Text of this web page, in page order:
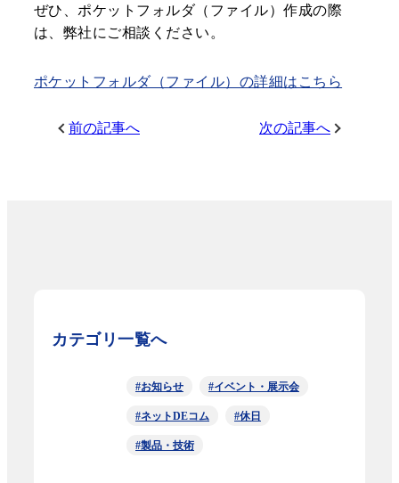
ぜひ、ポケットフォルダ（ファイル）作成の際
は、弊社にご相談ください。
ポケットフォルダ（ファイル）の詳細はこちら
前の記事へ 次の記事へ
カテゴリ一覧へ
#お知らせ #イベント・展示会
#ネットDEコム #休日
#製品・技術